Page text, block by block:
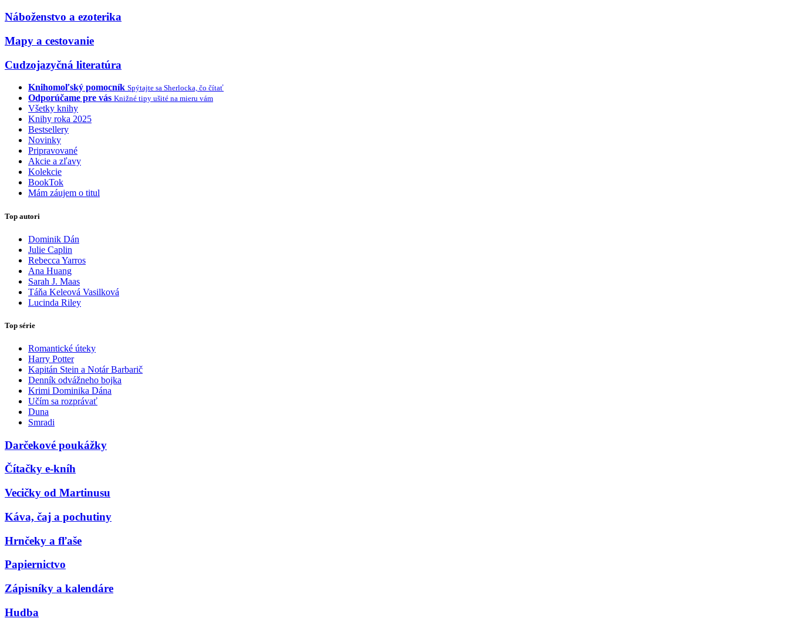
Náboženstvo a ezoterika
Mapy a cestovanie
Cudzojazyčná literatúra
Knihomoľský pomocník Spýtajte sa Sherlocka, čo čítať
Odporúčame pre vás Knižné tipy ušité na mieru vám
Všetky knihy
Knihy roka 2025
Bestsellery
Novinky
Pripravované
Akcie a zľavy
Kolekcie
BookTok
Mám záujem o titul
Top autori
Dominik Dán
Julie Caplin
Rebecca Yarros
Ana Huang
Sarah J. Maas
Táňa Keleová Vasilková
Lucinda Riley
Top série
Romantické úteky
Harry Potter
Kapitán Stein a Notár Barbarič
Denník odvážneho bojka
Krimi Dominika Dána
Učím sa rozprávať
Duna
Smradi
Darčekové poukážky
Čítačky e-kníh
Vecičky od Martinusu
Káva, čaj a pochutiny
Hrnčeky a fľaše
Papiernictvo
Zápisníky a kalendáre
Hudba